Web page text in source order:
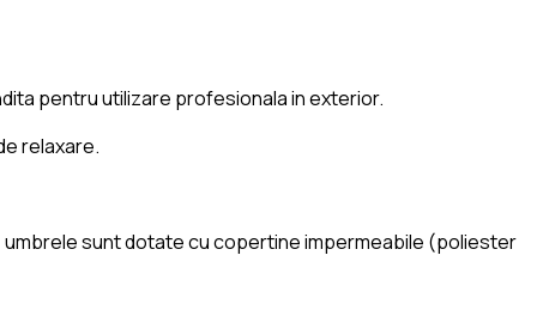
pentru utilizare profesionala in exterior.
relaxare.
umbrele sunt dotate cu copertine impermeabile (poliester